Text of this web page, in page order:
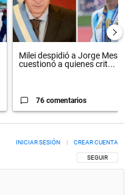
Milei despidió a Jorge Messi y
cuestionó a quienes crit...
76 comentarios
SIGA ESTA
SEGUIR
INICIAR SESIÓN CREAR CUENTA